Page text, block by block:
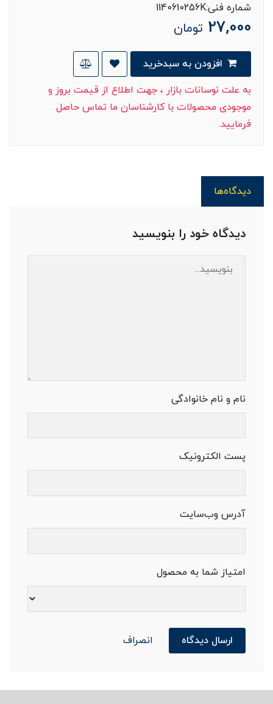
شماره فنی:1140610256K
27,000 تومان
به علت نوسانات بازار ، جهت اطلاع از قیمت بروز و
موجودی محصولات با کارشناسان ما تماس حاصل
فرمایید.
دیدگاه‌ها
دیدگاه خود را بنویسید
نام و نام خانوادگی
پست الکترونیک
آدرس وب‌سایت
امتیاز شما به محصول
ارسال دیدگاه انصراف